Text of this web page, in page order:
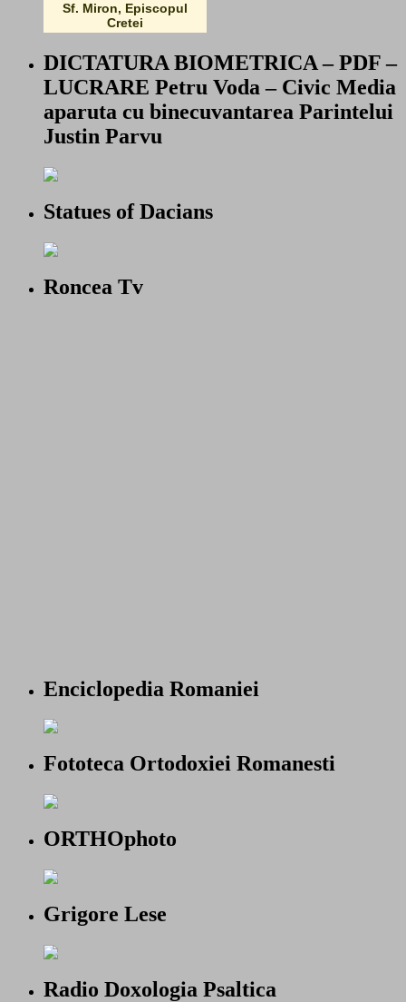
Sf. Miron, Episcopul
Cretei
DICTATURA BIOMETRICA – PDF –
LUCRARE Petru Voda – Civic Media
aparuta cu binecuvantarea Parintelui
Justin Parvu
Statues of Dacians
Roncea Tv
Enciclopedia Romaniei
Fototeca Ortodoxiei Romanesti
ORTHOphoto
Grigore Lese
Radio Doxologia Psaltica